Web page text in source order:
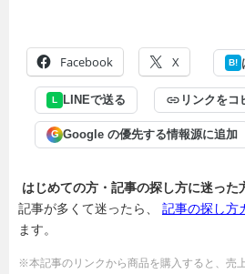
Facebook X B!
L LINEで送る リンクをコ
G Google の優先する情報源に追加
はじめての方・記事の探し方に迷った
記事が多くて迷ったら、 記事の探し方
ます。
※本記事のリンクから商品を購入すると、売